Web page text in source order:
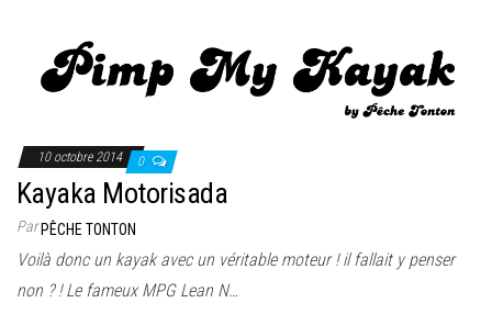
10 octobre 2014 0
Kayaka Motorisada
ParPÊCHE TONTON
Voilà donc un kayak avec un véritable moteur ! il fallait y penser
non ? ! Le fameux MPG Lean N…